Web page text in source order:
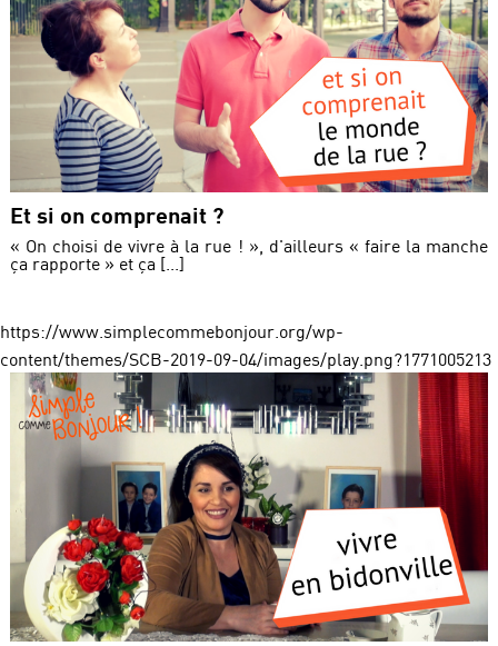
Et si on comprenait ?
« On choisi de vivre à la rue ! », d'ailleurs « faire la manche
ça rapporte » et ça [...]
https://www.simplecommebonjour.org/wp-
content/themes/SCB-2019-09-04/images/play.png?1771005213